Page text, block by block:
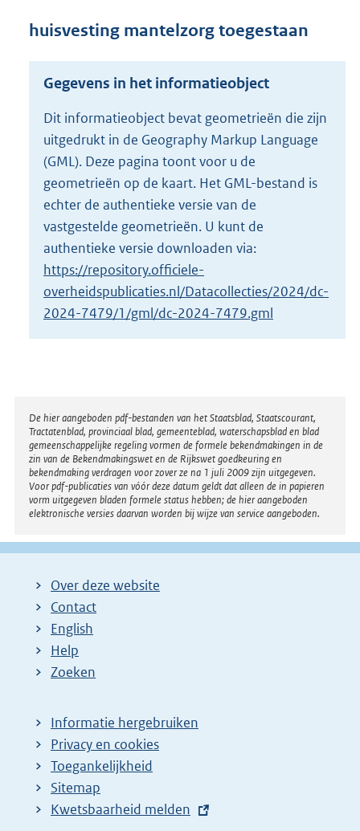
n
s
r
o
t
t
e
2
K
b
huisvesting mantelzorg toegestaan
Gegevens in het informatieobject
Dit informatieobject bevat geometrieën die zijn
uitgedrukt in de Geography Markup Language
(GML). Deze pagina toont voor u de
geometrieën op de kaart. Het GML-bestand is
echter de authentieke versie van de
vastgestelde geometrieën. U kunt de
authentieke versie downloaden via:
https://repository.officiele-
overheidspublicaties.nl/Datacollecties/2024/dc-
2024-7479/1/gml/dc-2024-7479.gml
Disclaimer
De hier aangeboden pdf-bestanden van het Staatsblad, Staatscourant,
Tractatenblad, provinciaal blad, gemeenteblad, waterschapsblad en blad
gemeenschappelijke regeling vormen de formele bekendmakingen in de
zin van de Bekendmakingswet en de Rijkswet goedkeuring en
bekendmaking verdragen voor zover ze na 1 juli 2009 zijn uitgegeven.
Voor pdf-publicaties van vóór deze datum geldt dat alleen de in papieren
vorm uitgegeven bladen formele status hebben; de hier aangeboden
elektronische versies daarvan worden bij wijze van service aangeboden.
Over deze website
Contact
English
Help
Zoeken
Informatie hergebruiken
Privacy en cookies
Toegankelijkheid
Sitemap
E
Kwetsbaarheid melden